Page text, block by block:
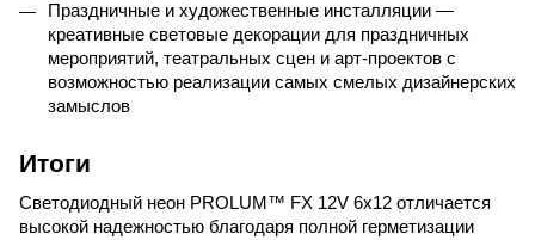
Праздничные и художественные инсталляции —
креативные световые декорации для праздничных
мероприятий, театральных сцен и арт-проектов с
возможностью реализации самых смелых дизайнерских
замыслов
Итоги
Светодиодный неон PROLUM ™ FX 12V 6x12 отличается